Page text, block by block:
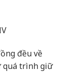
đều về
quá trình giữ